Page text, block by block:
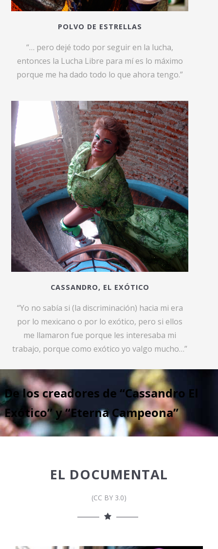
POLVO DE ESTRELLAS
“… pero dejé todo por seguir en la lucha,
entonces la Lucha Libre para mí es lo máximo
porque me ha dado todo lo que ahora tengo.”
CASSANDRO, EL EXÓTICO
“Yo no sabía si (la discriminación) hacia mi era
por lo mexicano o por lo exótico, pero si ellos
me llamaron fue porque les interesaba mi
trabajo, porque como exótico yo valgo mucho…”
De los creadores de “Cassandro El
Exótico” y “Eterna Campeona”
EL DOCUMENTAL
(CC BY 3.0)